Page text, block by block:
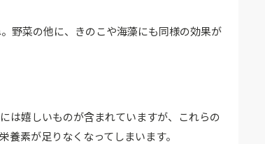
野菜の他に、きのこや海藻にも同様の効果が
は嬉しいものが含まれていますが、これらの
素が足りなくなってしまいます。